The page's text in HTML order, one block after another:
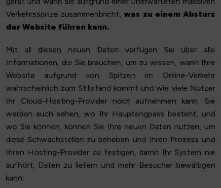
Verkehrsspitze zusammenbricht,was zu einem Absturz
der Website führen kann.
Mit all diesen neuen Daten verfügen Sie über alle
Informationen, die Sie brauchen, um zu wissen, wann Ihre
Website aufgrund von Spitzen im Online-Verkehr
wahrscheinlich zum Stillstand kommt und wie viele Nutzer
Ihr Cloud-Hosting-Provider noch aufnehmen kann. Sie
werden auch sehen, wo Ihr Hauptengpass besteht, und
wo Sie können, können Sie Ihre neuen Daten nutzen, um
diese Schwachstellen zu beheben und Ihren Prozess und
Ihren Hosting-Provider zu festigen, damit Ihr System nie
aufhört, Daten zu liefern und mehr Besucher bewältigen
kann.